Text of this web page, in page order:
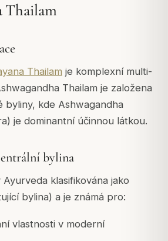
Thailam
Thailam je komplexní multi-
Thailam je založena
byliny, kde Ashwagandha
je dominantní účinnou látkou.
bylina
klasifikována jako
bylina) a je známá pro:
vlastnosti v moderní